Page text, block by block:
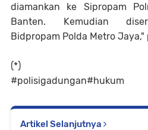
diamankan ke Sipropam
Banten. Kemudian
Bidpropam Polda Metro
(*)
#polisigadungan#hukum
Artikel Selanjutnya